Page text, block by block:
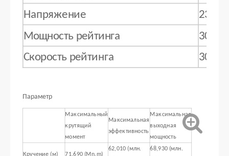
Напряжение
230 В
Мощность рейтинга
30 Вт
Скорость рейтинга
3000
Параметр
Максимальный
крутящий
момент
Максимальная
эффективность
Максимальная
выходная
мощность
Кручение (м) 71.690 (Mn.m)
62,010 (млн.
68,930 (млн.